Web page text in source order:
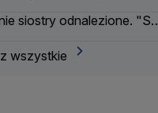
siostry odnalezione. "Są
wszystkie